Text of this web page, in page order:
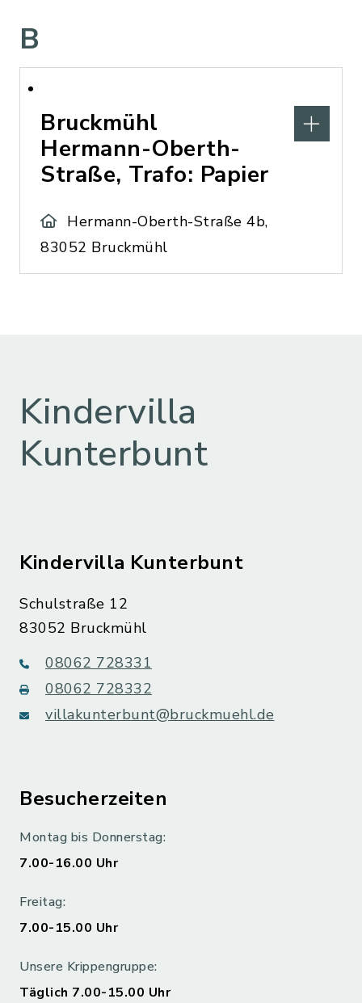
B
Bruckmühl
Hermann-Oberth-
Straße, Trafo: Papier
Hermann-Oberth-Straße 4b,
83052 Bruckmühl
Kindervilla
Kunterbunt
Kindervilla Kunterbunt
Schulstraße 12
83052 Bruckmühl
08062 728331
08062 728332
villakunterbunt@bruckmuehl.de
Besucherzeiten
Montag bis Donnerstag:
7.00-16.00 Uhr
Freitag:
7.00-15.00 Uhr
Unsere Krippengruppe:
Täglich 7.00-15.00 Uhr